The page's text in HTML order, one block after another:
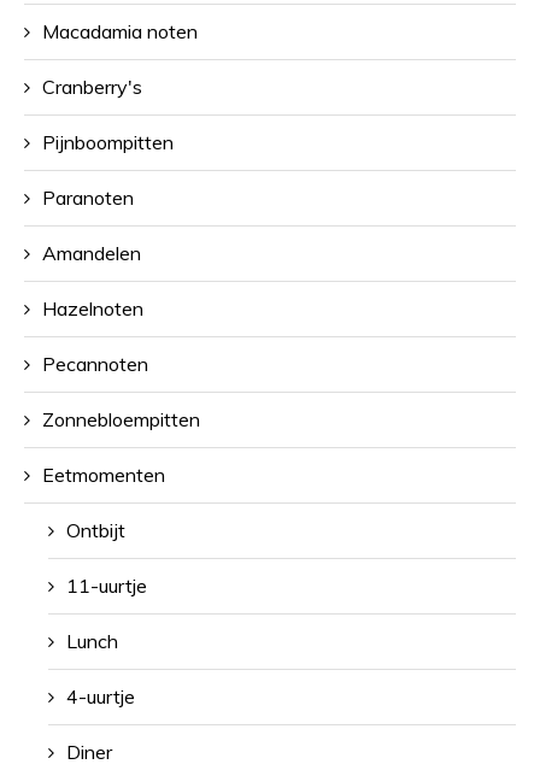
Macadamia noten
Cranberry's
Pijnboompitten
Paranoten
Amandelen
Hazelnoten
Pecannoten
Zonnebloempitten
Eetmomenten
Ontbijt
11-uurtje
Lunch
4-uurtje
Diner